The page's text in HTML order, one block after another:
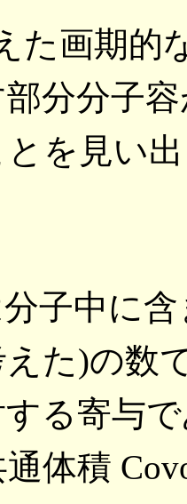
た画期的
分分子
を見い
子中に
た)の数
る寄与
体積